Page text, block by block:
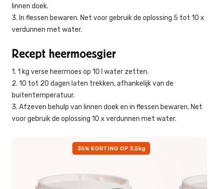
linnen doek.
3. In flessen bewaren. Net voor gebruik de oplossing 5 tot 10 x
verdunnen met water.
Recept heermoesgier
1. 1 kg verse heermoes op 10 l water zetten.
2. 10 tot 20 dagen laten trekken, afhankelijk van de
buitentemperatuur.
3. Afzeven behulp van linnen doek en in flessen bewaren. Net
voor gebruik de oplossing 10 x verdunnen met water.
35% KORTING OP 3,5kg